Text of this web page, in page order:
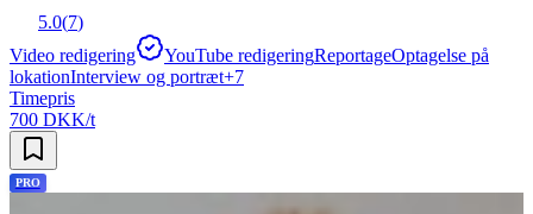
5.0(7)
Video redigering
YouTube redigeringReportageOptagelse på
lokationInterview og portræt+7
Timepris
700 DKK/t
PRO